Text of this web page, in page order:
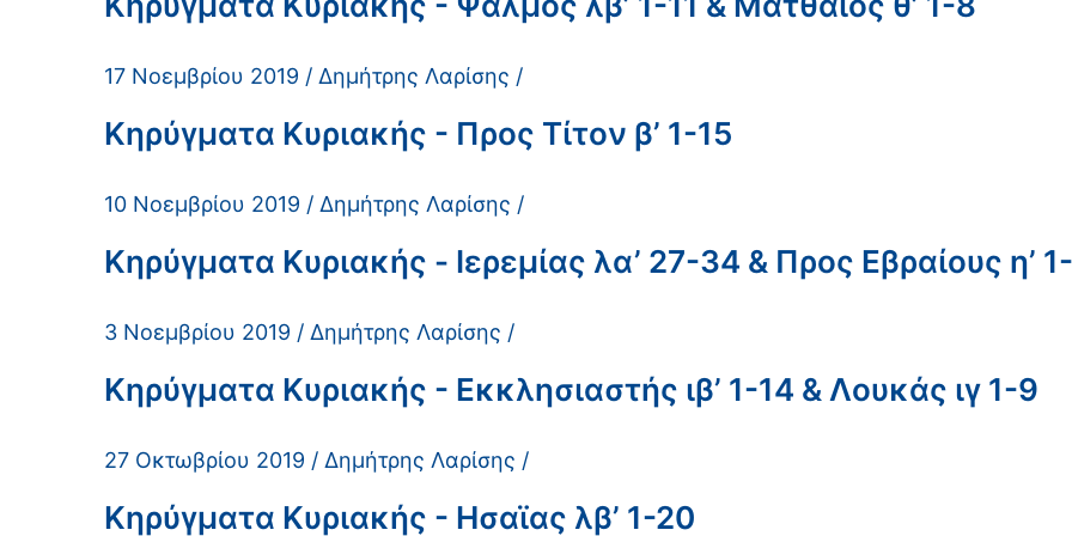
17 Νοεμβρίου 2019 / Δημήτρης Λαρίσης /
Κηρύγματα Κυριακής - Προς Τίτον β’ 1-15
10 Νοεμβρίου 2019 / Δημήτρης Λαρίσης /
Κηρύγματα Κυριακής - Ιερεμίας λα’ 27-34 & Προς Εβραίους η’
3 Νοεμβρίου 2019 / Δημήτρης Λαρίσης /
Κηρύγματα Κυριακής - Εκκλησιαστής ιβ’ 1-14 & Λουκάς ιγ 1-9
27 Οκτωβρίου 2019 / Δημήτρης Λαρίσης /
Κηρύγματα Κυριακής - Ησαϊας λβ’ 1-20